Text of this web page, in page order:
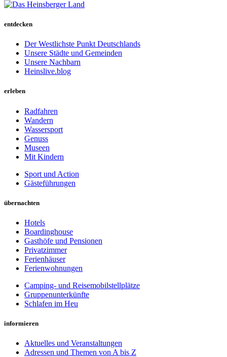
entdecken
Der Westlichste Punkt Deutschlands
Unsere Städte und Gemeinden
Unsere Nachbarn
Heinslive.blog
erleben
Radfahren
Wandern
Wassersport
Genuss
Museen
Mit Kindern
Sport und Action
Gästeführungen
übernachten
Hotels
Boardinghouse
Gasthöfe und Pensionen
Privatzimmer
Ferienhäuser
Ferienwohnungen
Camping- und Reisemobilstellplätze
Gruppenunterkünfte
Schlafen im Heu
informieren
Aktuelles und Veranstaltungen
Adressen und Themen von A bis Z